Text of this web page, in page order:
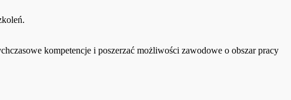
kompetencje i poszerzać możliwości zawodowe o obszar pracy